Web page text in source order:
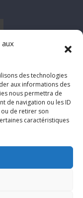
des technologies
aux informations des
nous permettra de
de navigation ou les ID
ou de retirer son
caractéristiques